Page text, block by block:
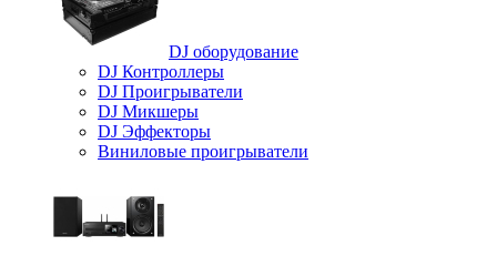
DJ оборудование
DJ Контроллеры
DJ Проигрыватели
DJ Микшеры
DJ Эффекторы
Виниловые проигрыватели